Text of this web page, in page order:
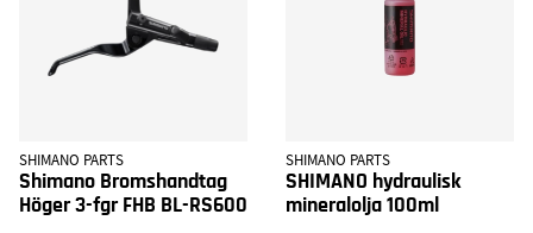
SHIMANO PARTS
Shimano Bromshandtag
Höger 3-fgr FHB BL-RS600
SHIMANO PARTS
SHIMANO hydraulisk
mineralolja 100ml